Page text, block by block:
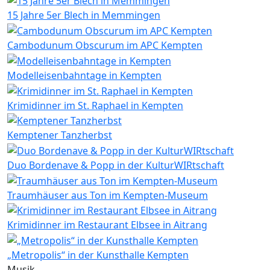
15 Jahre 5er Blech in Memmingen
Cambodunum Obscurum im APC Kempten
Modelleisenbahntage in Kempten
Krimidinner im St. Raphael in Kempten
Kemptener Tanzherbst
Duo Bordenave & Popp in der KulturWIRtschaft
Traumhäuser aus Ton im Kempten-Museum
Krimidinner im Restaurant Elbsee in Aitrang
„Metropolis“ in der Kunsthalle Kempten